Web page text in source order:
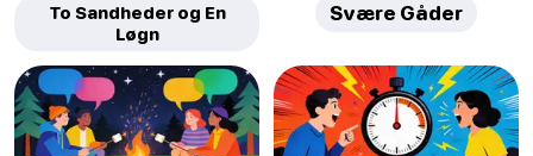
To Sandheder og En
Løgn
Svære Gåder